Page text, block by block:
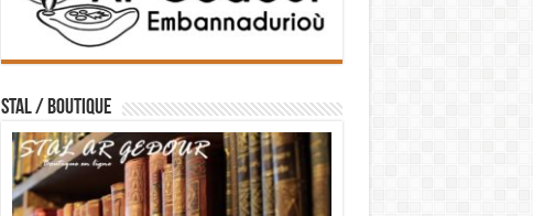
STAL / BOUTIQUE